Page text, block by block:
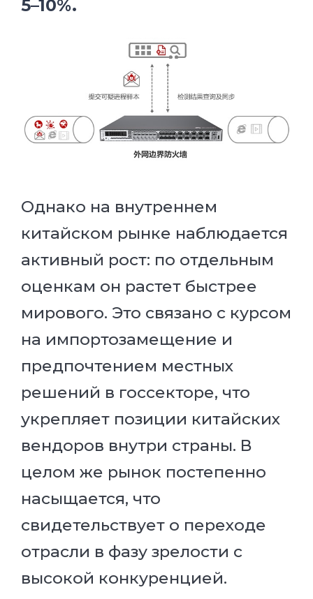
5–10%.
Однако на внутреннем
китайском рынке наблюдается
активный рост: по отдельным
оценкам он растет быстрее
мирового. Это связано с курсом
на импортозамещение и
предпочтением местных
решений в госсекторе, что
укрепляет позиции китайских
вендоров внутри страны. В
целом же рынок постепенно
насыщается, что
свидетельствует о переходе
отрасли в фазу зрелости с
высокой конкуренцией.